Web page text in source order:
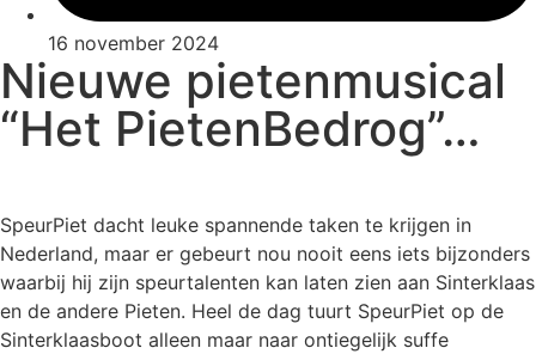
16 november 2024
Nieuwe pietenmusical
“Het PietenBedrog”…
SpeurPiet dacht leuke spannende taken te krijgen in
Nederland, maar er gebeurt nou nooit eens iets bijzonders
waarbij hij zijn speurtalenten kan laten zien aan Sinterklaas
en de andere Pieten. Heel de dag tuurt SpeurPiet op de
Sinterklaasboot alleen maar naar ontiegelijk suffe